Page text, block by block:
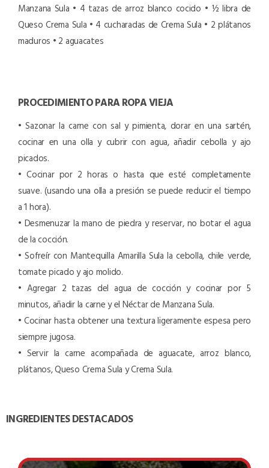
Manzana Sula • 4 tazas de arroz blanco cocido • ½ libra de
Queso Crema Sula • 4 cucharadas de Crema Sula • 2 plátanos
maduros • 2 aguacates
PROCEDIMIENTO PARA ROPA VIEJA
• Sazonar la carne con sal y pimienta, dorar en una sartén,
cocinar en una olla y cubrir con agua, añadir cebolla y ajo
picados.
• Cocinar por 2 horas o hasta que esté completamente
suave. (usando una olla a presión se puede reducir el tiempo
a 1 hora).
• Desmenuzar la mano de piedra y reservar, no botar el agua
de la cocción.
• Sofreír con Mantequilla Amarilla Sula la cebolla, chile verde,
tomate picado y ajo molido.
• Agregar 2 tazas del agua de cocción y cocinar por 5
minutos, añadir la carne y el Néctar de Manzana Sula.
• Cocinar hasta obtener una textura ligeramente espesa pero
siempre jugosa.
• Servir la carne acompañada de aguacate, arroz blanco,
plátanos, Queso Crema Sula y Crema Sula.
INGREDIENTES DESTACADOS